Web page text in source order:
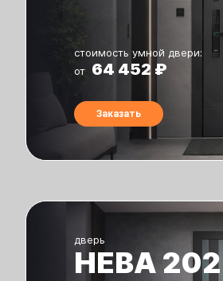
стоимость умной двери:
от 64 452 ₽
Заказать
дверь
НЕВА 202